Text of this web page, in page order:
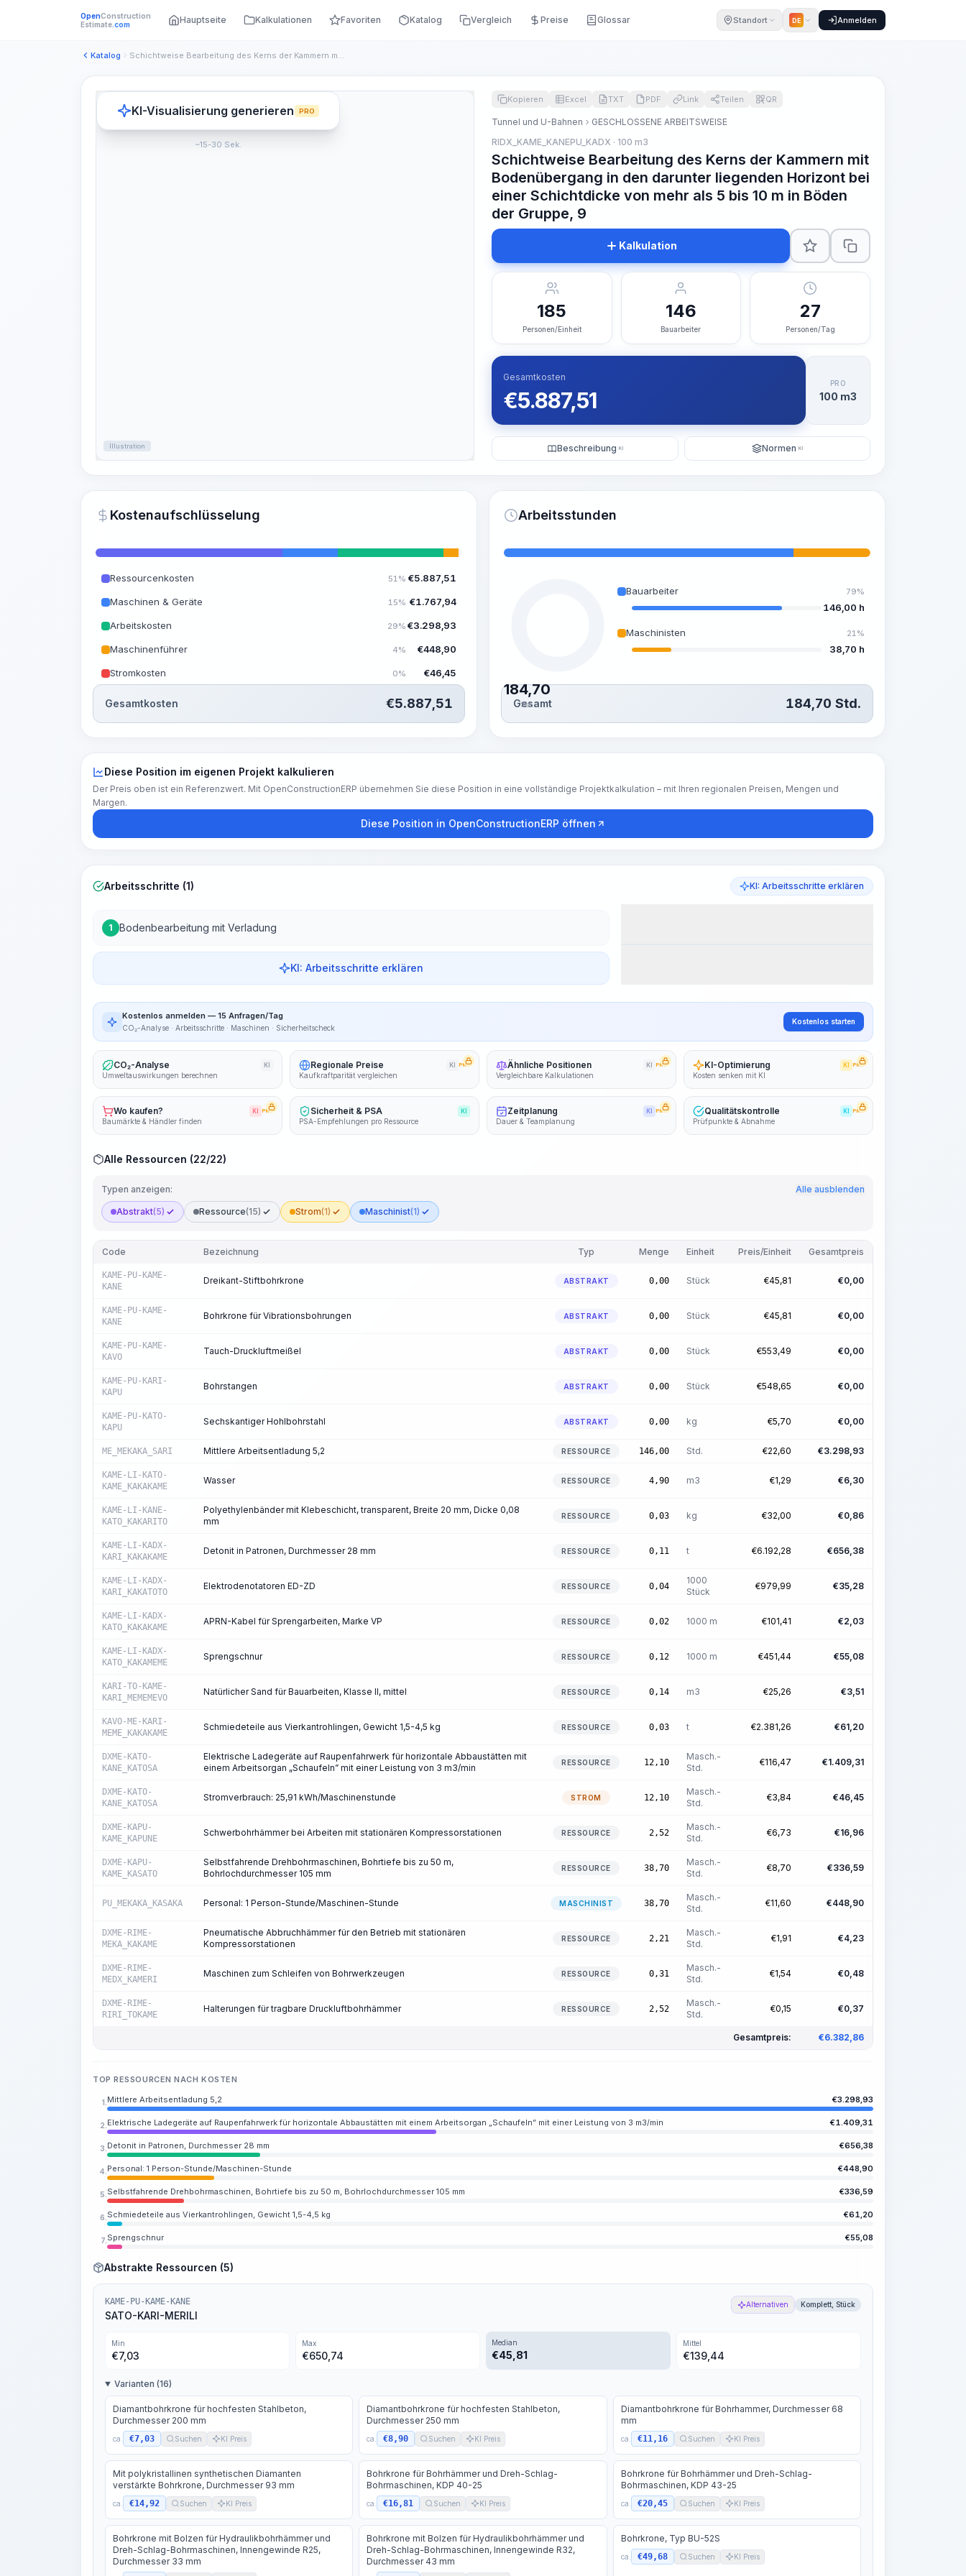
OpenConstruction
Estimate.com Hauptseite Kalkulationen Favoriten Katalog Vergleich Preise Glossar Standort DE Anmelden
Katalog Schichtweise Bearbeitung des Kerns der Kammern mit Bodenüber...
Illustration
KI-Visualisierung generieren PRO
~15-30 Sek.
Kopieren Excel TXT PDF Link Teilen QR
Tunnel und U-Bahnen
GESCHLOSSENE ARBEITSWEISE
RIDX_KAME_KANEPU_KADX · 100 m3
Schichtweise Bearbeitung des Kerns der Kammern mit
Bodenübergang in den darunter liegenden Horizont bei
einer Schichtdicke von mehr als 5 bis 10 m in Böden
der Gruppe, 9
Kalkulation
185
Personen/Einheit
146
Bauarbeiter
27
Personen/Tag
Gesamtkosten
€5.887,51
PRO
100 m3
Beschreibung KI Normen KI
Kostenaufschlüsselung
Ressourcenkosten 51% €5.887,51
Maschinen & Geräte 15% €1.767,94
Arbeitskosten 29% €3.298,93
Maschinenführer 4% €448,90
Stromkosten 0% €46,45
Gesamtkosten €5.887,51
Arbeitsstunden
184,70
Std.
Bauarbeiter 79%
146,00 h
Maschinisten 21%
38,70 h
Gesamt 184,70 Std.
Diese Position im eigenen Projekt kalkulieren
Der Preis oben ist ein Referenzwert. Mit OpenConstructionERP übernehmen Sie diese Position in eine vollständige Projektkalkulation – mit Ihren regionalen Preisen, Mengen und
Margen.
Diese Position in OpenConstructionERP öffnen
Arbeitsschritte (1) KI: Arbeitsschritte erklären
1 Bodenbearbeitung mit Verladung
KI: Arbeitsschritte erklären
Kostenlos anmelden — 15 Anfragen/Tag
CO₂-Analyse · Arbeitsschritte · Maschinen · Sicherheitscheck
Kostenlos starten
CO₂-Analyse KI
Umweltauswirkungen berechnen
Regionale Preise KI PRO
Kaufkraftparität vergleichen
Ähnliche Positionen KI PRO
Vergleichbare Kalkulationen
KI-Optimierung KI PRO
Kosten senken mit KI
Wo kaufen? KI PRO
Baumärkte & Händler finden
Sicherheit & PSA KI
PSA-Empfehlungen pro Ressource
Zeitplanung KI PRO
Dauer & Teamplanung
Qualitätskontrolle KI PRO
Prüfpunkte & Abnahme
Alle Ressourcen (22/22)
Typen anzeigen: Alle ausblenden
Abstrakt(5) Ressource(15) Strom(1) Maschinist(1)
Code Bezeichnung Typ Menge Einheit Preis/Einheit Gesamtpreis
KAME-PU-KAME-
KANE
Dreikant-Stiftbohrkrone ABSTRAKT 0,00 Stück €45,81 €0,00
KAME-PU-KAME-
KANE
Bohrkrone für Vibrationsbohrungen ABSTRAKT 0,00 Stück €45,81 €0,00
KAME-PU-KAME-
KAVO
Tauch-Druckluftmeißel ABSTRAKT 0,00 Stück €553,49 €0,00
KAME-PU-KARI-
KAPU
Bohrstangen ABSTRAKT 0,00 Stück €548,65 €0,00
KAME-PU-KATO-
KAPU
Sechskantiger Hohlbohrstahl ABSTRAKT 0,00 kg €5,70 €0,00
ME_MEKAKA_SARI Mittlere Arbeitsentladung 5,2 RESSOURCE 146,00 Std. €22,60 €3.298,93
KAME-LI-KATO-
KAME_KAKAKAME
Wasser RESSOURCE 4,90 m3 €1,29 €6,30
KAME-LI-KANE-
KATO_KAKARITO
Polyethylenbänder mit Klebeschicht, transparent, Breite 20 mm, Dicke 0,08
mm
RESSOURCE 0,03 kg €32,00 €0,86
KAME-LI-KADX-
KARI_KAKAKAME
Detonit in Patronen, Durchmesser 28 mm RESSOURCE 0,11 t €6.192,28 €656,38
KAME-LI-KADX-
KARI_KAKATOTO
Elektrodenotatoren ED-ZD RESSOURCE 0,04
1000
Stück
€979,99 €35,28
KAME-LI-KADX-
KATO_KAKAKAME
APRN-Kabel für Sprengarbeiten, Marke VP RESSOURCE 0,02 1000 m €101,41 €2,03
KAME-LI-KADX-
KATO_KAKAMEME
Sprengschnur RESSOURCE 0,12 1000 m €451,44 €55,08
KARI-TO-KAME-
KARI_MEMEMEVO
Natürlicher Sand für Bauarbeiten, Klasse II, mittel RESSOURCE 0,14 m3 €25,26 €3,51
KAVO-ME-KARI-
MEME_KAKAKAME
Schmiedeteile aus Vierkantrohlingen, Gewicht 1,5-4,5 kg RESSOURCE 0,03 t €2.381,26 €61,20
DXME-KATO-
KANE_KATOSA
Elektrische Ladegeräte auf Raupenfahrwerk für horizontale Abbaustätten mit
einem Arbeitsorgan „Schaufeln” mit einer Leistung von 3 m3/min
RESSOURCE 12,10
Masch.-
Std.
€116,47 €1.409,31
DXME-KATO-
KANE_KATOSA
Stromverbrauch: 25,91 kWh/Maschinenstunde STROM 12,10
Masch.-
Std.
€3,84 €46,45
DXME-KAPU-
KAME_KAPUNE
Schwerbohrhämmer bei Arbeiten mit stationären Kompressorstationen RESSOURCE 2,52
Masch.-
Std.
€6,73 €16,96
DXME-KAPU-
KAME_KASATO
Selbstfahrende Drehbohrmaschinen, Bohrtiefe bis zu 50 m,
Bohrlochdurchmesser 105 mm
RESSOURCE 38,70
Masch.-
Std.
€8,70 €336,59
PU_MEKAKA_KASAKA Personal: 1 Person-Stunde/Maschinen-Stunde MASCHINIST 38,70
Masch.-
Std.
€11,60 €448,90
DXME-RIME-
MEKA_KAKAME
Pneumatische Abbruchhämmer für den Betrieb mit stationären
Kompressorstationen
RESSOURCE 2,21
Masch.-
Std.
€1,91 €4,23
DXME-RIME-
MEDX_KAMERI
Maschinen zum Schleifen von Bohrwerkzeugen RESSOURCE 0,31
Masch.-
Std.
€1,54 €0,48
DXME-RIME-
RIRI_TOKAME
Halterungen für tragbare Druckluftbohrhämmer RESSOURCE 2,52
Masch.-
Std.
€0,15 €0,37
Gesamtpreis: €6.382,86
TOP RESSOURCEN NACH KOSTEN
1. Mittlere Arbeitsentladung 5,2 €3.298,93
2. Elektrische Ladegeräte auf Raupenfahrwerk für horizontale Abbaustätten mit einem Arbeitsorgan „Schaufeln” mit einer Leistung von 3 m3/min €1.409,31
3. Detonit in Patronen, Durchmesser 28 mm €656,38
4. Personal: 1 Person-Stunde/Maschinen-Stunde €448,90
5. Selbstfahrende Drehbohrmaschinen, Bohrtiefe bis zu 50 m, Bohrlochdurchmesser 105 mm €336,59
6. Schmiedeteile aus Vierkantrohlingen, Gewicht 1,5-4,5 kg €61,20
7. Sprengschnur €55,08
Abstrakte Ressourcen (5)
KAME-PU-KAME-KANE
SATO-KARI-MERILI
Alternativen Komplett, Stück
Min
€7,03
Max
€650,74
Median
€45,81
Mittel
€139,44
Varianten (16)
Diamantbohrkrone für hochfesten Stahlbeton,
Durchmesser 200 mm
ca. €7,03 Suchen KI Preis
Diamantbohrkrone für hochfesten Stahlbeton,
Durchmesser 250 mm
ca. €8,90 Suchen KI Preis
Diamantbohrkrone für Bohrhammer, Durchmesser 68
mm
ca. €11,16 Suchen KI Preis
Mit polykristallinen synthetischen Diamanten
verstärkte Bohrkrone, Durchmesser 93 mm
ca. €14,92 Suchen KI Preis
Bohrkrone für Bohrhämmer und Dreh-Schlag-
Bohrmaschinen, KDP 40-25
ca. €16,81 Suchen KI Preis
Bohrkrone für Bohrhämmer und Dreh-Schlag-
Bohrmaschinen, KDP 43-25
ca. €20,45 Suchen KI Preis
Bohrkrone mit Bolzen für Hydraulikbohrhämmer und
Dreh-Schlag-Bohrmaschinen, Innengewinde R25,
Durchmesser 33 mm
Bohrkrone mit Bolzen für Hydraulikbohrhämmer und
Dreh-Schlag-Bohrmaschinen, Innengewinde R32,
Durchmesser 43 mm
Bohrkrone, Typ BU-52S
ca. €49,68 Suchen KI Preis